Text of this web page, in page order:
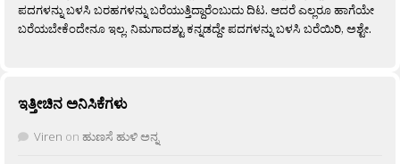
ಪದಗಳನ್ನು ಬಳಸಿ ಬರಹಗಳನ್ನು ಬರೆಯುತ್ತಿದ್ದಾರೆಂಬುದು ದಿಟ. ಆದರೆ ಎಲ್ಲರೂ ಹಾಗೆಯೇ
ಬರೆಯಬೇಕೆಂದೇನೂ ಇಲ್ಲ. ನಿಮಗಾದಶ್ಟು ಕನ್ನಡದ್ದೇ ಪದಗಳನ್ನು ಬಳಸಿ ಬರೆಯಿರಿ, ಅಶ್ಟೇ.
ಇತ್ತೀಚಿನ ಅನಿಸಿಕೆಗಳು
Viren on ಹುಣಸೆ ಹುಳಿ ಅನ್ನ